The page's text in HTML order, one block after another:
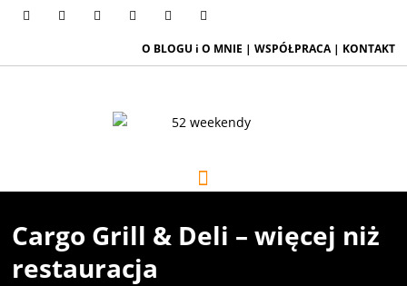
O BLOGU i O MNIE | WSPÓŁPRACA | KONTAKT
Cargo Grill & Deli – więcej niż
restauracja